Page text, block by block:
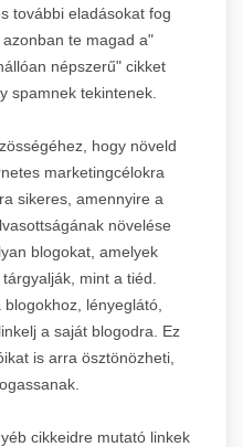
további eladásokat fog
te magad a"
népszerű" cikket
spamnek tekintenek.
hogy növeld
marketingcélokra
sikeres, amennyire a
növelése
blogokat, amelyek
mint a tiéd.
lényeglátó,
a saját blogodra. Ez
is arra ösztönözheti,
cikkeidre mutató linkek